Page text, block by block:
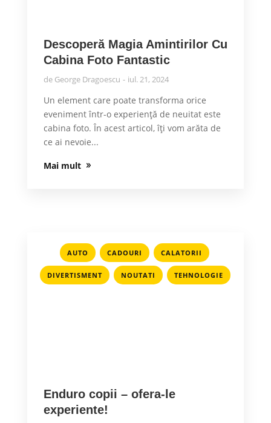
Descoperă Magia Amintirilor Cu
Cabina Foto Fantastic
de George Dragoescu iul. 21, 2024
Un element care poate transforma orice
eveniment într-o experiență de neuitat este
cabina foto. În acest articol, îți vom arăta de
ce ai nevoie...
Mai mult
AUTO , CADOURI , CALATORII ,
DIVERTISMENT , NOUTATI , TEHNOLOGIE
Enduro copii – ofera-le
experiente!